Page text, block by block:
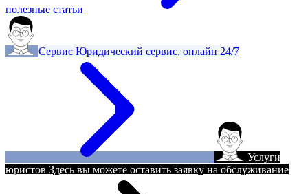
полезные статьи
Сервис Юридический сервис, онлайн 24/7
Услуги
юристов Здесь вы можете оставить заявку на обслуживание